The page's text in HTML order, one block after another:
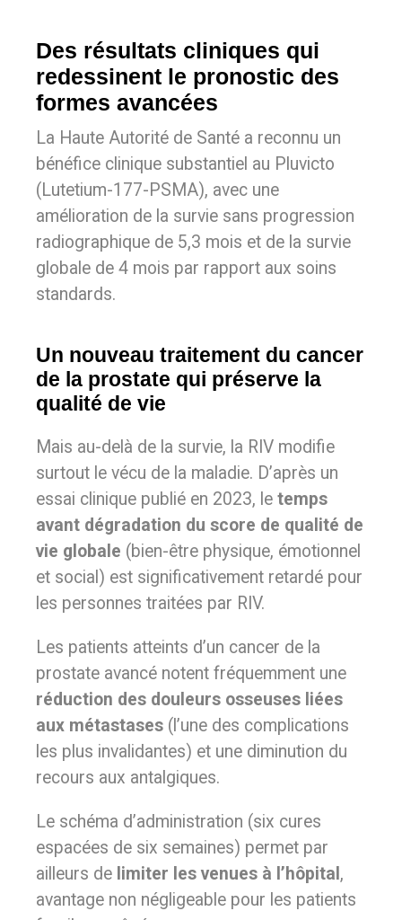
Des résultats cliniques qui
redessinent le pronostic des
formes avancées
La Haute Autorité de Santé a reconnu un
bénéfice clinique substantiel au Pluvicto
(Lutetium-177-PSMA), avec une
amélioration de la survie sans progression
radiographique de 5,3 mois et de la survie
globale de 4 mois par rapport aux soins
standards.
Un nouveau traitement du cancer
de la prostate qui préserve la
qualité de vie
Mais au-delà de la survie, la RIV modifie
surtout le vécu de la maladie. D’après un
essai clinique publié en 2023, le temps
avant dégradation du score de qualité de
vie globale (bien-être physique, émotionnel
et social) est significativement retardé pour
les personnes traitées par RIV.
Les patients atteints d’un cancer de la
prostate avancé notent fréquemment une
réduction des douleurs osseuses liées
aux métastases (l’une des complications
les plus invalidantes) et une diminution du
recours aux antalgiques.
Le schéma d’administration (six cures
espacées de six semaines) permet par
ailleurs de limiter les venues à l’hôpital ,
avantage non négligeable pour les patients